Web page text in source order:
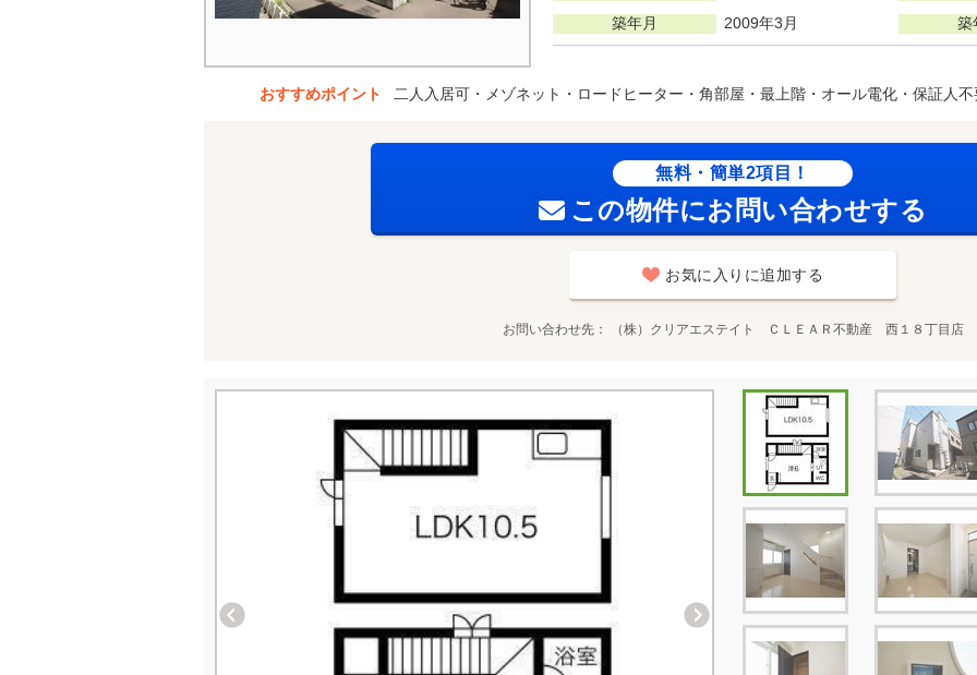
築年月 2009年3月 築
おすすめポイント 二人入居可・メゾネット・ロードヒーター・角部屋・最上階・オール電化・保証人
無料・簡単2項目！
この物件にお問い合わせする
お気に入りに追加する
お問い合わせ先 （株）クリアエステイト ＣＬＥＡＲ不動産 西１８丁目店